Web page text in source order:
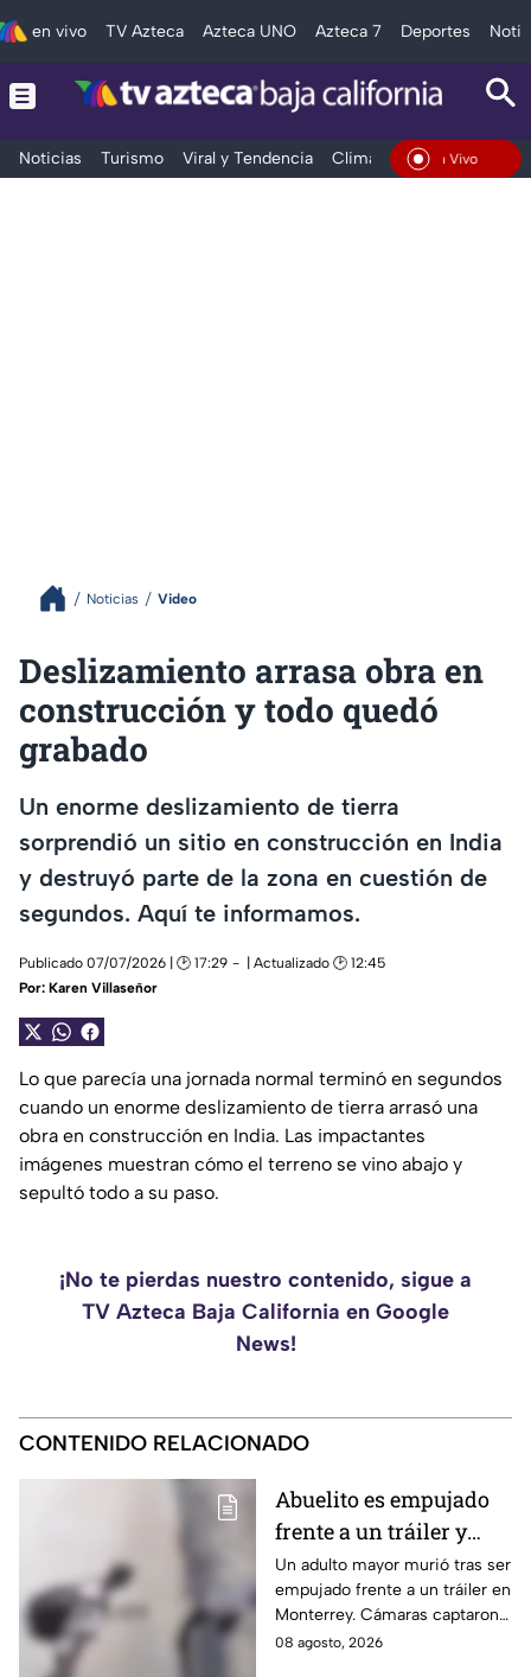
en vivo TV Azteca Azteca UNO Azteca 7 Deportes
Noticias Turismo Viral y Tendencia Clima Deportes
En Vivo
Noticias Video
Deslizamiento arrasa obra en
construcción y todo quedó
grabado
Un enorme deslizamiento de tierra
sorprendió un sitio en construcción en India
y destruyó parte de la zona en cuestión de
segundos. Aquí te informamos.
Publicado 07/07/2026 | 🕑 17:29
| Actualizado 🕑 12:45
Por: Karen Villaseñor
Lo que parecía una jornada normal terminó en segundos
cuando un enorme deslizamiento de tierra arrasó una
obra en construcción en India. Las impactantes
imágenes muestran cómo el terreno se vino abajo y
sepultó todo a su paso.
¡No te pierdas nuestro contenido, sigue a
TV Azteca Baja California en Google
News!
CONTENIDO RELACIONADO
Abuelito es empujado
frente a un tráiler y
muere atropellado; el
agresor escapó |
IMÁGENES SENSIBLES
Un adulto mayor murió tras ser
empujado frente a un tráiler en
Monterrey. Cámaras captaron
el momento y autoridades
08 agosto, 2026